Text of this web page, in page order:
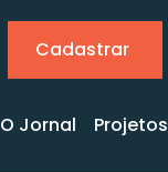
Cadastrar
O Jornal Projetos